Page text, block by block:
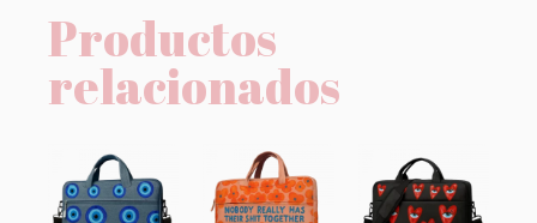
Productos
relacionados